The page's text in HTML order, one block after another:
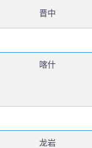
晋中
喀什
龙岩